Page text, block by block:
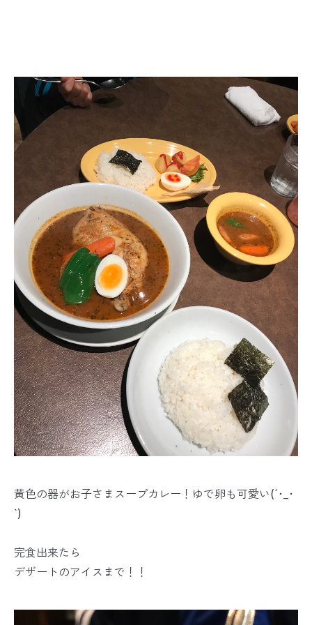
黄色の器がお子さまスープカレー！ゆで卵も可愛い(´･_･
`)
完食出来たら
デザートのアイスまで！！